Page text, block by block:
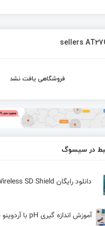
sellers
فروشگاهی یافت نشد
در سیسوگ
دانلود رایگان Arduino Wireless SD Shield
آموزش اندازه گیری pH با آردوینو با سنسور pH